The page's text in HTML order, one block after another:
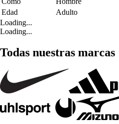
Edad
Adulto
Loading...
Loading...
Todas nuestras marcas